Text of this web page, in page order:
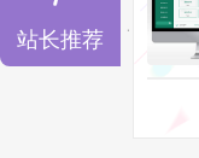
站长推荐